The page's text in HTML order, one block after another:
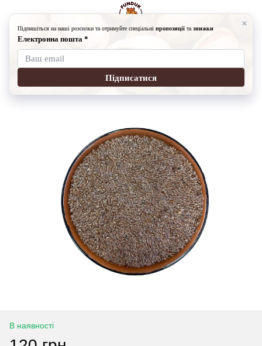
Бакалія Суперфуд
Насіння льону 1 кг
Написати відгук
В наявності